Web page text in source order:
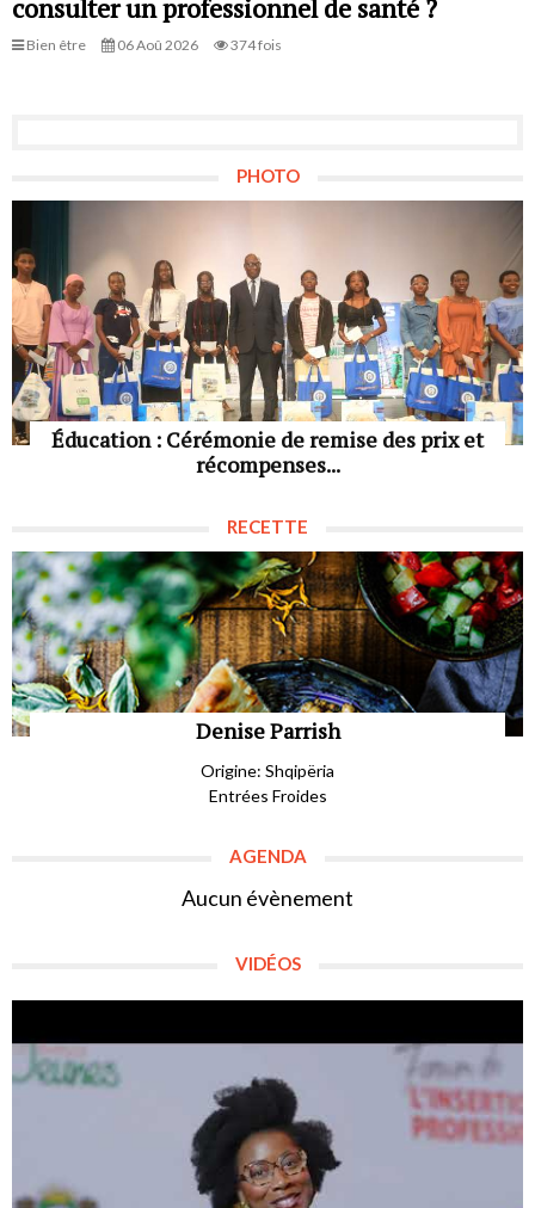
consulter un professionnel de santé ?
Bien être 06 Aoû 2026 374 fois
PHOTO
Éducation : Cérémonie de remise des prix et
récompenses...
RECETTE
Denise Parrish
Origine: Shqipëria
Entrées Froides
AGENDA
Aucun évènement
VIDÉOS